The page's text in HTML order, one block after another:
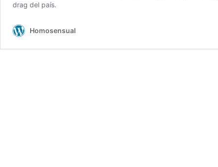
drag del país.
Homosensual